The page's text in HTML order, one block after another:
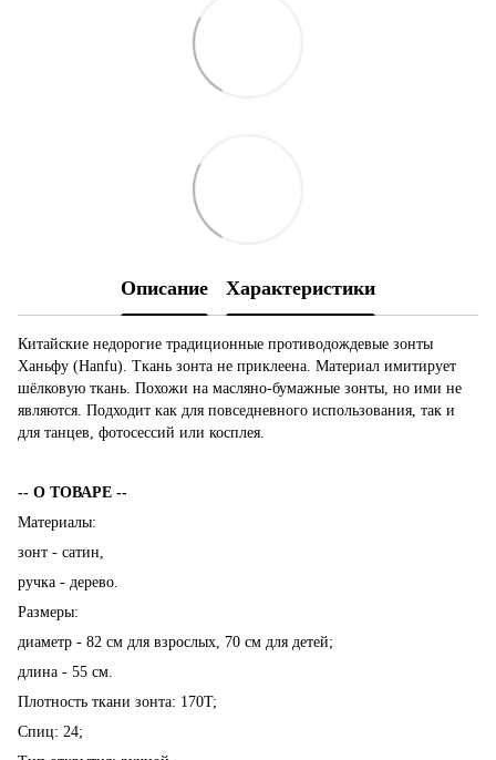
Описание Характеристики
Китайские недорогие традиционные противодождевые зонты
Ханьфу (Hanfu). Ткань зонта не приклеена. Материал имитирует
шёлковую ткань. Похожи на масляно-бумажные зонты, но ими не
являются. Подходит как для повседневного использования, так и
для танцев, фотосессий или косплея.
-- О ТОВАРЕ --
Материалы:
зонт - сатин,
ручка - дерево.
Размеры:
диаметр - 82 см для взрослых, 70 см для детей;
длина - 55 см.
Плотность ткани зонта: 170T;
Спиц: 24;